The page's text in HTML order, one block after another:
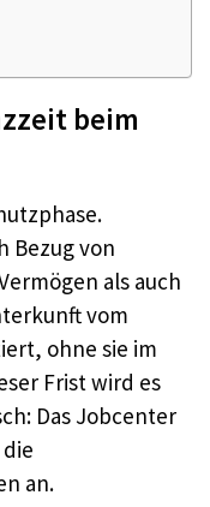
beim
Bezug von
als auch
vom
ohne sie im
Frist wird es
Das Jobcenter
an.